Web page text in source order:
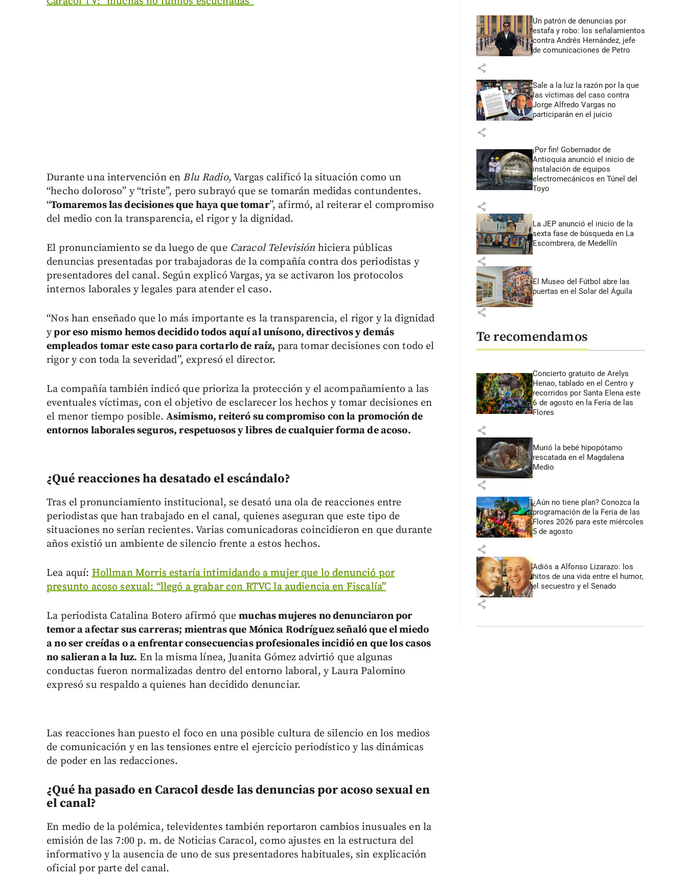
Durante una intervención en Blu Radio, Vargas calificó la situación como un
“hecho doloroso” y “triste”, pero subrayó que se tomarán medidas contundentes.
“Tomaremos las decisiones que haya que tomar”, afirmó, al reiterar el compromiso
del medio con la transparencia, el rigor y la dignidad.
El pronunciamiento se da luego de que Caracol Televisión hiciera públicas
denuncias presentadas por trabajadoras de la compañía contra dos periodistas y
presentadores del canal. Según explicó Vargas, ya se activaron los protocolos
internos laborales y legales para atender el caso.
“Nos han enseñado que lo más importante es la transparencia, el rigor y la dignidad
ypor eso mismo hemos decidido todos aquí al unísono, directivos y demás
empleados tomar este caso para cortarlo de raíz, para tomar decisiones con todo el
rigor y con toda la severidad”, expresó el director.
La compañía también indicó que prioriza la protección y el acompañamiento a las
eventuales víctimas, con el objetivo de esclarecer los hechos y tomar decisiones en
el menor tiempo posible. Asimismo, reiteró su compromiso con la promoción de
entornos laborales seguros, respetuosos y libres de cualquier forma de acoso.
¿Qué reacciones ha desatado el escándalo?
Tras el pronunciamiento institucional, se desató una ola de reacciones entre
periodistas que han trabajado en el canal, quienes aseguran que este tipo de
situaciones no serían recientes. Varias comunicadoras coincidieron en que durante
años existió un ambiente de silencio frente a estos hechos.
Lea aquí:Hollman Morris estaría intimidando a mujer que lo denunció por
presunto acoso sexual: “llegó a grabar con RTVC la audiencia en Fiscalía”
La periodista Catalina Botero afirmó quemuchas mujeres no denunciaron por
temor a afectar sus carreras; mientras que Mónica Rodríguez señaló que el miedo
a no ser creídas o a enfrentar consecuencias profesionales incidió en que los casos
no salieran a la luz. En la misma línea, Juanita Gómez advirtió que algunas
conductas fueron normalizadas dentro del entorno laboral, y Laura Palomino
expresó su respaldo a quienes han decidido denunciar.
Las reacciones han puesto el foco en una posible cultura de silencio en los medios
de comunicación y en las tensiones entre el ejercicio periodístico y las dinámicas
de poder en las redacciones.
¿Qué ha pasado en Caracol desde las denuncias por acoso sexual en
el canal?
En medio de la polémica, televidentes también reportaron cambios inusuales en la
emisión de las 7:00 p. m. de Noticias Caracol, como ajustes en la estructura del
informativo y la ausencia de uno de sus presentadores habituales, sin explicación
oficial por parte del canal.
Un patrón de denuncias por
estafa y robo: los señalamientos
contra Andrés Hernández, jefe
de comunicaciones de Petro
share
Sale a la luz la razón por la que
las víctimas del caso contra
Jorge Alfredo Vargas no
participarán en el juicio
share
¡Por fin! Gobernador de
Antioquia anunció el inicio de
instalación de equipos
electromecánicos en Túnel del
Toyo
share
La JEP anunció el inicio de la
sexta fase de búsqueda en La
Escombrera, de Medellín
share
El Museo del Fútbol abre las
puertas en el Solar del Águila
share
Te recomendamos
Concierto gratuito de Arelys
Henao, tablado en el Centro y
recorridos por Santa Elena este
6 de agosto en la Feria de las
Flores
share
Murió la bebé hipopótamo
rescatada en el Magdalena
Medio
share
¿Aún no tiene plan? Conozca la
programación de la Feria de las
Flores 2026 para este miércoles
5 de agosto
share
Adiós a Alfonso Lizarazo: los
hitos de una vida entre el humor,
el secuestro y el Senado
share